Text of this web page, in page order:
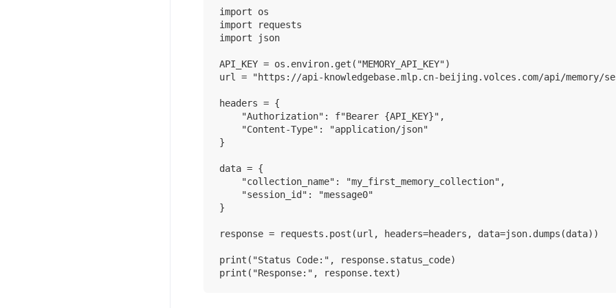
import os
import requests
import json
API_KEY = os.environ.get("MEMORY_API_KEY")
url = "https://api-knowledgebase.mlp.cn-beijing.volces.com/api/memory/
headers = {
    "Authorization": f"Bearer {API_KEY}",
    "Content-Type": "application/json"
}
data = {
    "collection_name": "my_first_memory_collection",
    "session_id": "message0"
}
response = requests.post(url, headers=headers, data=json.dumps(data))
print("Status Code:", response.status_code)